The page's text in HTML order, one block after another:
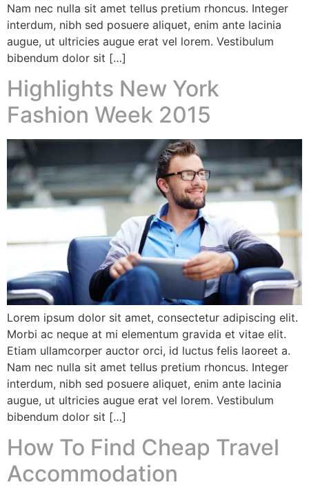
Nam nec nulla sit amet tellus pretium rhoncus. Integer
interdum, nibh sed posuere aliquet, enim ante lacinia
augue, ut ultricies augue erat vel lorem. Vestibulum
bibendum dolor sit […]
Highlights New York
Fashion Week 2015
Lorem ipsum dolor sit amet, consectetur adipiscing elit.
Morbi ac neque at mi elementum gravida et vitae elit.
Etiam ullamcorper auctor orci, id luctus felis laoreet a.
Nam nec nulla sit amet tellus pretium rhoncus. Integer
interdum, nibh sed posuere aliquet, enim ante lacinia
augue, ut ultricies augue erat vel lorem. Vestibulum
bibendum dolor sit […]
How To Find Cheap Travel
Accommodation